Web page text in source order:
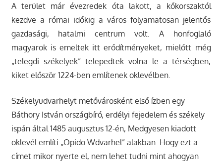
A terület már évezredek óta lakott, a kőkorszaktól
kezdve a római időkig a város folyamatosan jelentős
gazdasági, hatalmi centrum volt. A honfoglaló
magyarok is emeltek itt erődítményeket, mielőtt még
„telegdi székelyek” telepedtek volna le a térségben,
kiket először 1224-ben említenek oklevélben.
Székelyudvarhelyt metővárosként első ízben egy
Báthory István országbíró, erdélyi fejedelem és székely
ispán által 1485 augusztus 12-én, Medgyesen kiadott
oklevél említi „Opido Wdvarhel” alakban. Hogy ezt a
címet mikor nyerte el, nem lehet tudni mint ahogyan